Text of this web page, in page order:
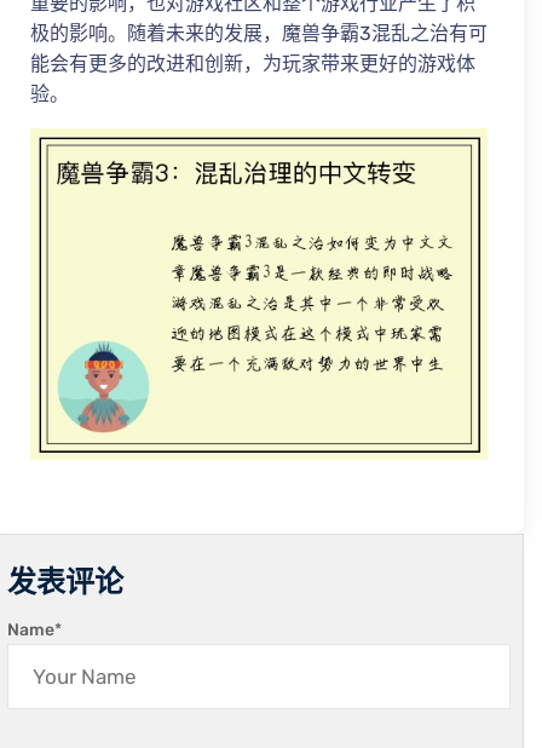
极的影响。随着未来的发展，魔兽争霸3混乱之治有可
能会有更多的改进和创新，为玩家带来更好的游戏体
验。
发表评论
Name*